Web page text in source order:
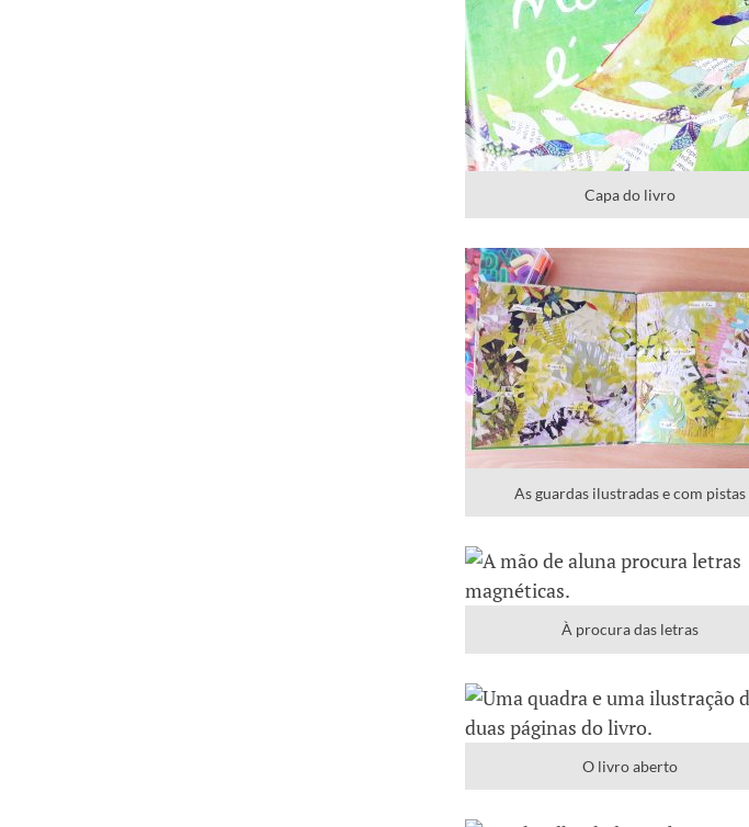
Capa do livro
As guardas ilustradas e com pistas
À procura das letras
O livro aberto